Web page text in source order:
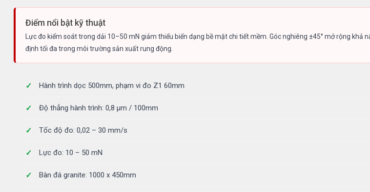
Điểm nổi bật kỹ thuật
Lực đo kiểm soát trong dải 10–50 mN giảm thiểu biến dạng bề mặt chi tiết mềm. Góc nghiêng ±45° mở rộng
định tối đa trong môi trường sản xuất rung động.
Hành trình dọc 500mm, phạm vi đo Z1 60mm
Độ thẳng hành trình: 0,8 µm / 100mm
Tốc độ đo: 0,02 – 30 mm/s
Lực đo: 10 – 50 mN
Bàn đá granite: 1000 x 450mm